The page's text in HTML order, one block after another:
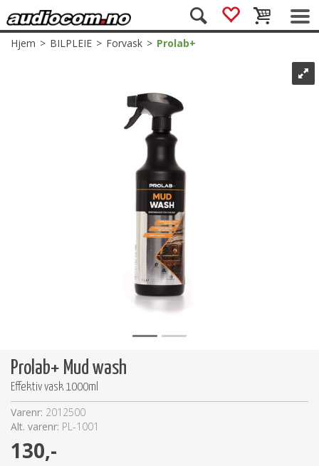
Hjem>BILPLEIE>Forvask>Prolab+
Prolab+ Mud wash
Effektiv vask 1000ml
Varenr: 2012500
Alt. varenr: PL-1001
130,-